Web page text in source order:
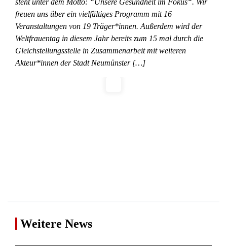
steht unter dem Motto: “Unsere Gesundheit im Fokus“. Wir
freuen uns über ein vielfältiges Programm mit 16
Veranstaltungen von 19 Träger*innen. Außerdem wird der
Weltfrauentag in diesem Jahr bereits zum 15 mal durch die
Gleichstellungsstelle in Zusammenarbeit mit weiteren
Akteur*innen der Stadt Neumünster […]
Weitere News